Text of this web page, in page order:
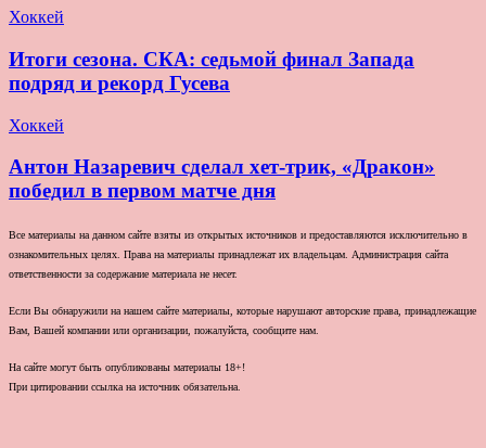
Хоккей
Итоги сезона. СКА: седьмой финал Запада
подряд и рекорд Гусева
Хоккей
Антон Назаревич сделал хет-трик, «Дракон»
победил в первом матче дня
Все материалы на данном сайте взяты из открытых источников и предоставляются исключительно в
ознакомительных целях. Права на материалы принадлежат их владельцам. Администрация сайта
ответственности за содержание материала не несет.
Если Вы обнаружили на нашем сайте материалы, которые нарушают авторские права, принадлежащие
Вам, Вашей компании или организации, пожалуйста, сообщите нам.
На сайте могут быть опубликованы материалы 18+!
При цитировании ссылка на источник обязательна.